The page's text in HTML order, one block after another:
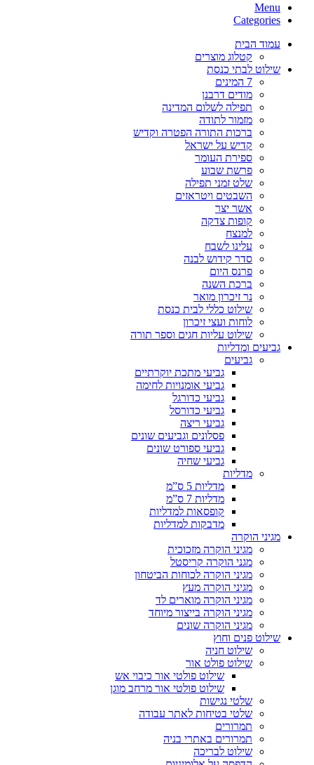
Menu
Categories
עמוד הבית
קטלוג מוצרים
שילוט לבתי כנסת
7 המינים
מודים דרבנן
תפילה לשלום המדינה
מזמור לתודה
ברכות התורה הפטרה וקדיש
קדיש על ישראל
ספירת העומר
פרשת שבוע
שלט זמני תפילה
השבטים ויטראזים
אשר יצר
קופות צדקה
למנצח
עלינו לשבח
סדר קידוש לבנה
פרנס היום
ברכת השנה
נר זיכרון מואר
שילוט כללי לבית כנסת
לוחות ועצי זיכרון
שילוט עליות חגים וספר תורה
גביעים ומדליות
גביעים
גביעי מתכת יוקרתיים
גביעי אומנויות לחימה
גביעי כדורגל
גביעי כדורסל
גביעי ריצה
פסלונים וגביעים שונים
גביעי ספורט שונים
גביעי שחיה
מדליות
מדליות 5 ס”מ
מדליות 7 ס”מ
קופסאות למדליות
מדבקות למדליות
מגיני הוקרה
מגיני הוקרה מזכוכית
מגני הוקרה קריסטל
מגיני הוקרה לכוחות הביטחון
מגיני הוקרה מעץ
מגיני הוקרה מוארים לד
מגיני הוקרה בייצור מיוחד
מגיני הוקרה שונים
שילוט פנים וחוץ
שילוט חניה
שילוט פולט אור
שילוט פולטי אור כיבוי אש
שילוט פולטי אור מרחב מוגן
שלטי נגישות
שלטי בטיחות לאתר עבודה
תמרורים
תמרורים באתרי בניה
שילוט לבריכה